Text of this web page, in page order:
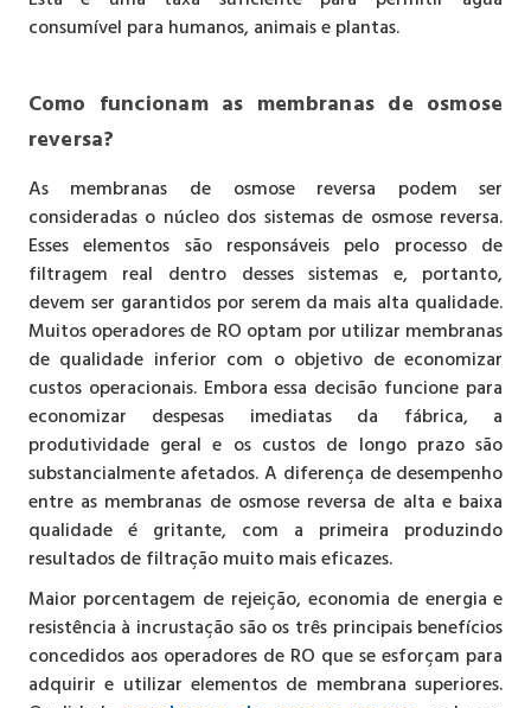
consumível para humanos, animais e plantas.
Como funcionam as membranas de osmose
reversa?
As membranas de osmose reversa podem ser
consideradas o núcleo dos sistemas de osmose reversa.
Esses elementos são responsáveis pelo processo de
filtragem real dentro desses sistemas e, portanto,
devem ser garantidos por serem da mais alta qualidade.
Muitos operadores de RO optam por utilizar membranas
de qualidade inferior com o objetivo de economizar
custos operacionais. Embora essa decisão funcione para
economizar despesas imediatas da fábrica, a
produtividade geral e os custos de longo prazo são
substancialmente afetados. A diferença de desempenho
entre as membranas de osmose reversa de alta e baixa
qualidade é gritante, com a primeira produzindo
resultados de filtração muito mais eficazes.
Maior porcentagem de rejeição, economia de energia e
resistência à incrustação são os três principais benefícios
concedidos aos operadores de RO que se esforçam para
adquirir e utilizar elementos de membrana superiores.